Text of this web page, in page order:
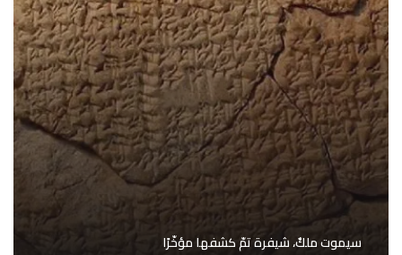
سيموت ملكٌ، شيفرة تمّ كشفها مؤخّرًا